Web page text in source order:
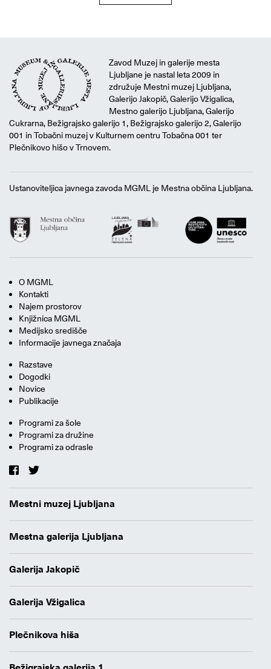
Zavod Muzej in galerije mesta
Ljubljane je nastal leta 2009 in
združuje Mestni muzej Ljubljana,
Galerijo Jakopič, Galerijo Vžigalica,
Mestno galerijo Ljubljana, Galerijo
Cukrarna, Bežigrajsko galerijo 1, Bežigrajsko galerijo 2, Galerijo
001 in Tobačni muzej v Kulturnem centru Tobačna 001 ter
Plečnikovo hišo v Trnovem.
Ustanoviteljica javnega zavoda MGML je Mestna občina Ljubljana.
O MGML
Kontakti
Najem prostorov
Knjižnica MGML
Medijsko središče
Informacije javnega značaja
Razstave
Dogodki
Novice
Publikacije
Programi za šole
Programi za družine
Programi za odrasle
Mestni muzej Ljubljana
Mestna galerija Ljubljana
Galerija Jakopič
Galerija Vžigalica
Plečnikova hiša